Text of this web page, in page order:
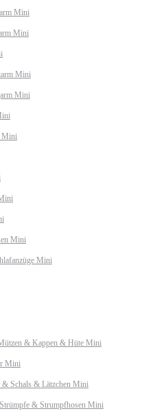
Mini
Mini
Mini
Mini
Mini
Mini
Mini
& Kappen & Hüte Mini
Mini
& Schals & Lätzchen Mini
& Strumpfhosen Mini